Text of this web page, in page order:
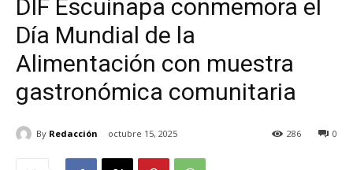
DIF Escuinapa conmemora el
Día Mundial de la
Alimentación con muestra
gastronómica comunitaria
By Redacción octubre 15, 2025 0
286